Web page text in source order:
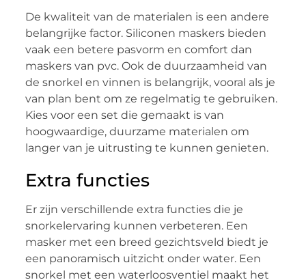
De kwaliteit van de materialen is een andere
belangrijke factor. Siliconen maskers bieden
vaak een betere pasvorm en comfort dan
maskers van pvc. Ook de duurzaamheid van
de snorkel en vinnen is belangrijk, vooral als je
van plan bent om ze regelmatig te gebruiken.
Kies voor een set die gemaakt is van
hoogwaardige, duurzame materialen om
langer van je uitrusting te kunnen genieten.
Extra functies
Er zijn verschillende extra functies die je
snorkelervaring kunnen verbeteren. Een
masker met een breed gezichtsveld biedt je
een panoramisch uitzicht onder water. Een
snorkel met een waterloosventiel maakt het